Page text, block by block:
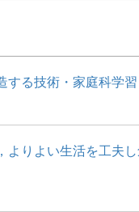
する技術・家庭科
よりよい生活を工